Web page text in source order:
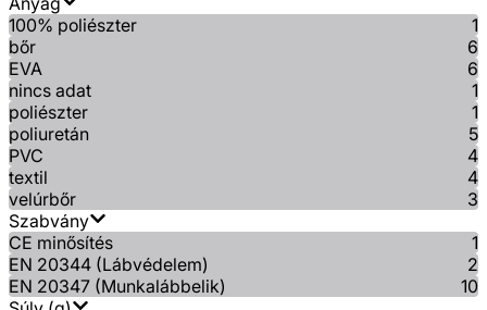
100% poliészter
1
bőr
6
EVA
6
nincs adat
1
poliészter
1
poliuretán
5
PVC
4
textil
4
velúrbőr
3
Szabvány
CE minősítés
1
EN 20344 (Lábvédelem)
2
EN 20347 (Munkalábbelik)
10